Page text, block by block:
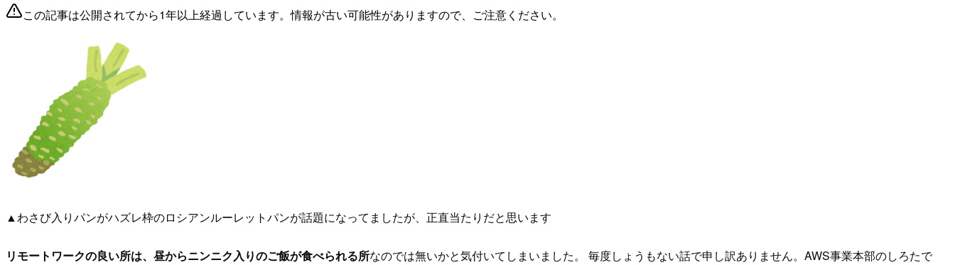
この記事は公開されてから1年以上経過しています。情報が古い可能性がありますので、ご注意ください。
▲わさび入りパンがハズレ枠のロシアンルーレットパンが話題になってましたが、正直当たりだと思います
リモートワークの良い所は、昼からニンニク入りのご飯が食べられる所なのでは無いかと気付いてしまいました。 毎度しょうもない話で申し訳ありません。AWS事業本部のしろたで